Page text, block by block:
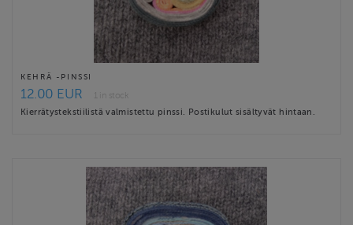
KEHRÄ -PINSSI
12.00 EUR
1 in stock
Kierrätystekstiilistä valmistettu pinssi. Postikulut sisältyvät hintaan.